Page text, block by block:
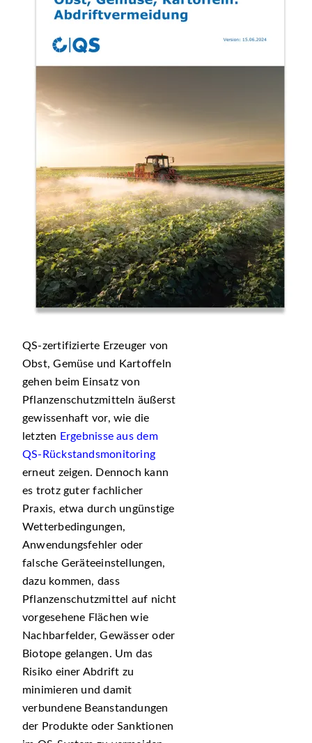
QS-zertifizierte Erzeuger von
Obst, Gemüse und Kartoffeln
gehen beim Einsatz von
Pflanzenschutzmitteln äußerst
gewissenhaft vor, wie die
letzten Ergebnisse aus dem
QS-Rückstandsmonitoring
erneut zeigen. Dennoch kann
es trotz guter fachlicher
Praxis, etwa durch ungünstige
Wetterbedingungen,
Anwendungsfehler oder
falsche Geräteeinstellungen,
dazu kommen, dass
Pflanzenschutzmittel auf nicht
vorgesehene Flächen wie
Nachbarfelder, Gewässer oder
Biotope gelangen. Um das
Risiko einer Abdrift zu
minimieren und damit
verbundene Beanstandungen
der Produkte oder Sanktionen